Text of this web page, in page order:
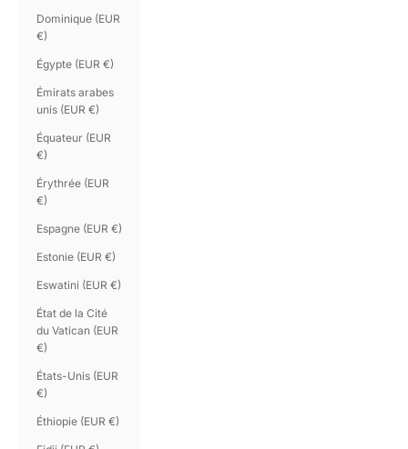
Dominique (EUR
€)
Égypte (EUR €)
Émirats arabes
unis (EUR €)
Équateur (EUR
€)
Érythrée (EUR
€)
Espagne (EUR €)
Estonie (EUR €)
Eswatini (EUR €)
État de la Cité
du Vatican (EUR
€)
États-Unis (EUR
€)
Éthiopie (EUR €)